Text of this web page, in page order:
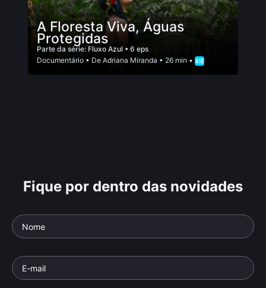
A Floresta Viva, Águas
Protegidas
Parte da série: Fluxo Azul • 6 eps
Documentário • De Adriana Miranda • 26 min •
Fique por dentro das novidades